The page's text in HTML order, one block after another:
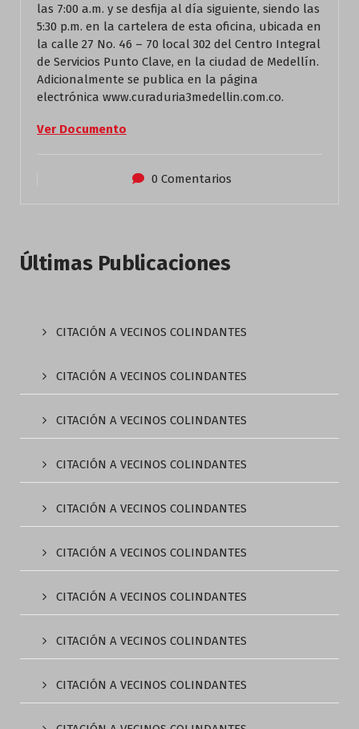
las 7:00 a.m. y se desfija al día siguiente, siendo las
5:30 p.m. en la cartelera de esta oficina, ubicada en
la calle 27 No. 46 – 70 local 302 del Centro Integral
de Servicios Punto Clave, en la ciudad de Medellín.
Adicionalmente se publica en la página
electrónica www.curaduria3medellin.com.co.
Ver Documento
0 Comentarios
Últimas Publicaciones
CITACIÓN A VECINOS COLINDANTES
CITACIÓN A VECINOS COLINDANTES
CITACIÓN A VECINOS COLINDANTES
CITACIÓN A VECINOS COLINDANTES
CITACIÓN A VECINOS COLINDANTES
CITACIÓN A VECINOS COLINDANTES
CITACIÓN A VECINOS COLINDANTES
CITACIÓN A VECINOS COLINDANTES
CITACIÓN A VECINOS COLINDANTES